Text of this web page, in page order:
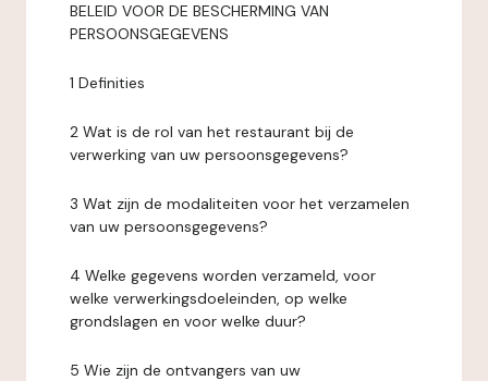
BELEID VOOR DE BESCHERMING VAN
PERSOONSGEGEVENS
1 Definities
2 Wat is de rol van het restaurant bij de
verwerking van uw persoonsgegevens?
3 Wat zijn de modaliteiten voor het verzamelen
van uw persoonsgegevens?
4 Welke gegevens worden verzameld, voor
welke verwerkingsdoeleinden, op welke
grondslagen en voor welke duur?
5 Wie zijn de ontvangers van uw